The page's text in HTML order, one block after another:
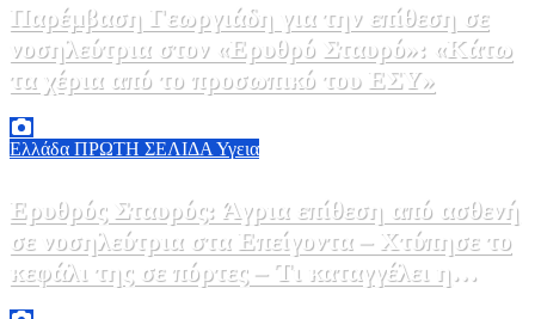
Παρέμβαση Γεωργιάδη για την επίθεση σε
νοσηλεύτρια στον «Ερυθρό Σταυρό»: «Κάτω
τα χέρια από το προσωπικό του ΕΣΥ»
Ελλάδα ΠΡΩΤΗ ΣΕΛΙΔΑ Υγεια
Ερυθρός Σταυρός: Άγρια επίθεση από ασθενή
σε νοσηλεύτρια στα Επείγοντα – Χτύπησε το
κεφάλι της σε πόρτες – Τι καταγγέλει η
ΠΟΕΔΗΝ